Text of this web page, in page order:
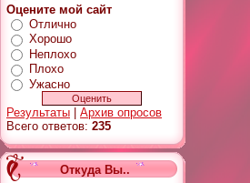
Оцените мой сайт
Отлично
Хорошо
Неплохо
Плохо
Ужасно
Результаты
Архив опросов
Всего ответов: 235
Откуда Вы..